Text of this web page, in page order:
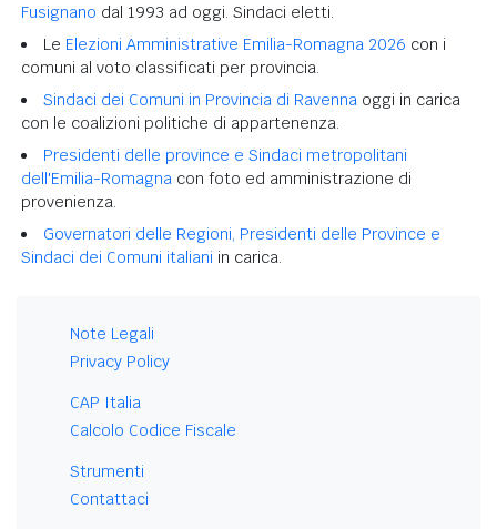
Fusignano dal 1993 ad oggi. Sindaci eletti.
Le Elezioni Amministrative Emilia-Romagna 2026 con i
comuni al voto classificati per provincia.
Sindaci dei Comuni in Provincia di Ravenna oggi in carica
con le coalizioni politiche di appartenenza.
Presidenti delle province e Sindaci metropolitani
dell'Emilia-Romagna con foto ed amministrazione di
provenienza.
Governatori delle Regioni, Presidenti delle Province e
Sindaci dei Comuni italiani in carica.
Note Legali
Privacy Policy
CAP Italia
Calcolo Codice Fiscale
Strumenti
Contattaci